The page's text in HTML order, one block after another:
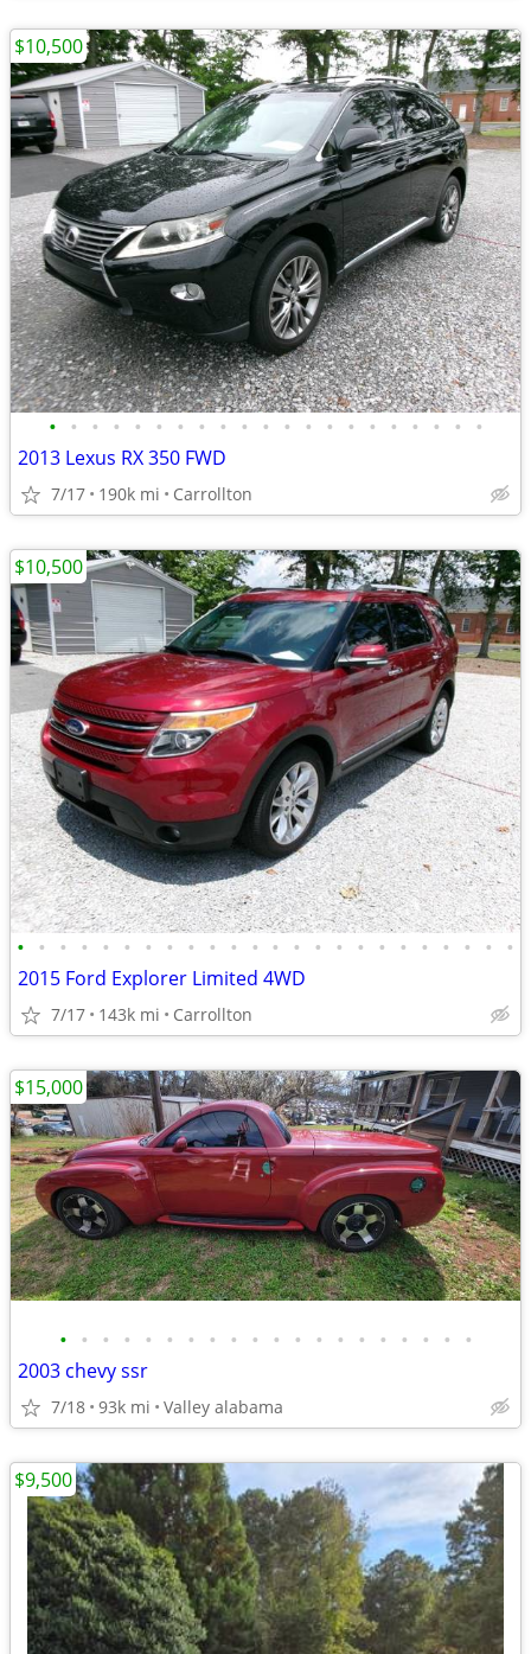
• • • • • • • • • • • • • • • • • • • • •
2013 Lexus RX 350 FWD
7/17 190k mi Carrollton
$10,500
• • • • • • • • • • • • • • • • • • • • • • • •
2015 Ford Explorer Limited 4WD
7/17 143k mi Carrollton
$10,500
• • • • • • • • • • • • • • • • • • • •
2003 chevy ssr
7/18 93k mi Valley alabama
$15,000
$9,500